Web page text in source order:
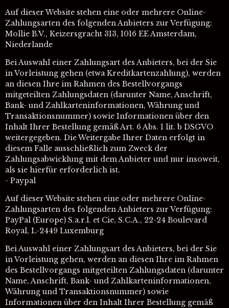
Auf dieser Website stehen eine oder mehrere Online-
Zahlungsarten des folgenden Anbieters zur Verfügung:
Mollie B.V., Keizersgracht 313, 1016 EE Amsterdam,
Niederlande
Bei Auswahl einer Zahlungsart des Anbieters, bei der Sie
in Vorleistung gehen (etwa Kreditkartenzahlung), werden
an diesen Ihre im Rahmen des Bestellvorgangs
mitgeteilten Zahlungsdaten (darunter Name, Anschrift,
Bank- und Zahlkarteninformationen, Währung und
Transaktionsnummer) sowie Informationen über den
Inhalt Ihrer Bestellung gemäß Art. 6 Abs. 1 lit. b DSGVO
weitergegeben. Die Weitergabe Ihrer Daten erfolgt in
diesem Falle ausschließlich zum Zweck der
Zahlungsabwicklung mit dem Anbieter und nur insoweit,
als sie hierfür erforderlich ist.
- Paypal
Auf dieser Website stehen eine oder mehrere Online-
Zahlungsarten des folgenden Anbieters zur Verfügung:
PayPal (Europe) S.a.r.l. et Cie, S.C.A., 22-24 Boulevard
Royal, L-2449 Luxemburg
Bei Auswahl einer Zahlungsart des Anbieters, bei der Sie
in Vorleistung gehen, werden an diesen Ihre im Rahmen
des Bestellvorgangs mitgeteilten Zahlungsdaten (darunter
Name, Anschrift, Bank- und Zahlkarteninformationen,
Währung und Transaktionsnummer) sowie
Informationen über den Inhalt Ihrer Bestellung gemäß